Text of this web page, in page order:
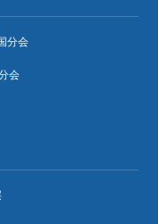
分会
会